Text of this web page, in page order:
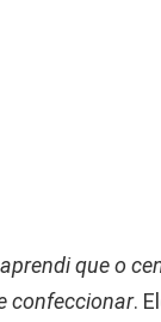
que o
confeccionar.